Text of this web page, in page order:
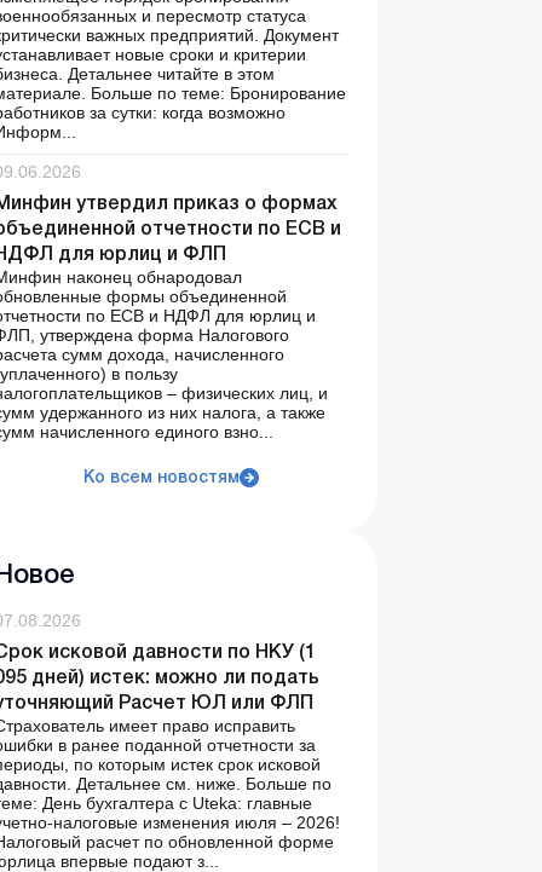
и пересмотр статуса
важных предприятий. Документ
новые сроки и критерии
Детальнее читайте в этом
Больше по теме: Бронирование
за сутки: когда возможно
утвердил приказ о формах
отчетности по ЕСВ и
для юрлиц и ФЛП
наконец обнародовал
формы объединенной
по ЕСВ и НДФЛ для юрлиц и
утверждена форма Налогового
сумм дохода, начисленного
в пользу
– физических лиц, и
удержанного из них налога, а также
начисленного единого взно...
Ко всем новостям
Новое
исковой давности по НКУ (1
дней) истек: можно ли подать
Расчет ЮЛ или ФЛП
имеет право исправить
в ранее поданной отчетности за
по которым истек срок исковой
Детальнее см. ниже. Больше по
День бухгалтера с Uteka: главные
налоговые изменения июля – 2026!
расчет по обновленной форме
впервые подают з...